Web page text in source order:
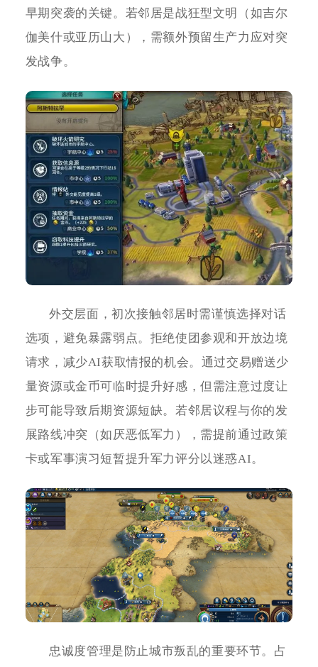
早期突袭的关键。若邻居是战狂型文明（如吉尔
伽美什或亚历山大），需额外预留生产力应对突
发战争。
外交层面，初次接触邻居时需谨慎选择对话
选项，避免暴露弱点。拒绝使团参观和开放边境
请求，减少AI获取情报的机会。通过交易赠送少
量资源或金币可临时提升好感，但需注意过度让
步可能导致后期资源短缺。若邻居议程与你的发
展路线冲突（如厌恶低军力），需提前通过政策
卡或军事演习短暂提升军力评分以迷惑AI。
忠诚度管理是防止城市叛乱的重要环节。占